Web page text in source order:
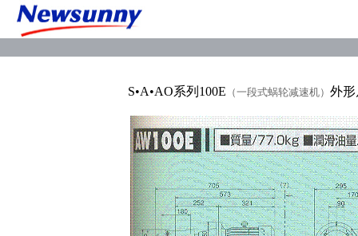
S•A•AO系列100E （一段式蜗轮减速机） 外形